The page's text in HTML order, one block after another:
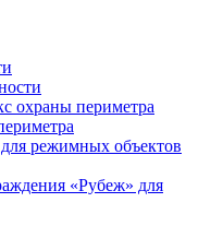
охраны периметра
режимных объектов
«Рубеж» для